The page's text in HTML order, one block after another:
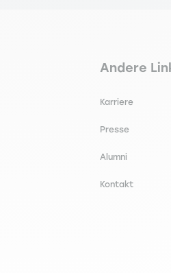
footer Navigation
Andere
Karriere
Presse
Alumni
Kontakt